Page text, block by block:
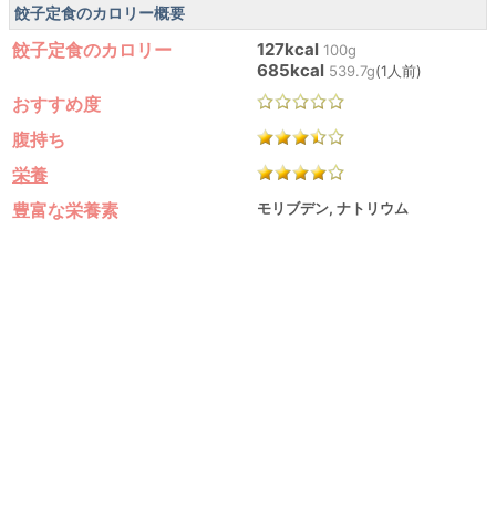
餃子定食のカロリー概要
餃子定食のカロリー 127kcal 100g
685kcal 539.7g(1人前)
おすすめ度
腹持ち
栄養
豊富な栄養素
モリブデン, ナトリウム